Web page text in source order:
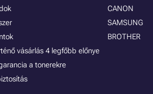
vásárlás 4 legfőbb előnye
a tonerekre
CANON
SAMSUNG
BROTHER